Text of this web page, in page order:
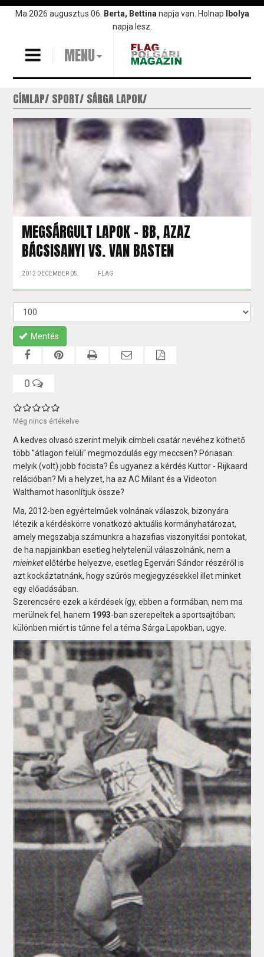
UgrásMa 2026 augusztus 06. Berta, Bettina napja van. Holnap
Ibolya
napja lesz.
MENU
CÍMLAP SPORT SÁRGA LAPOK
MEGSÁRGULT LAPOK - BB, AZAZ
BÁCSISANYI VS. VAN BASTEN
2012 DECEMBER 05. FLAG
Mentés
0
Még nincs értékelve
A kedves olvasó szerint melyik címbeli csatár nevéhez köthető
több "átlagon felüli" megmozdulás egy meccsen? Póriasan:
melyik (volt) jobb focista? És ugyanez a kérdés Kuttor - Rijkaard
relációban? Mi a helyzet, ha az AC Milant és a Videoton
Walthamot hasonlítjuk össze?
Ma, 2012-ben egyértelműek volnának válaszok, bizonyára
létezik a kérdéskörre vonatkozó aktuális kormányhatározat,
amely megszabja számunkra a hazafias viszonyítási pontokat,
de ha napjainkban esetleg helytelenül válaszolnánk, nem a
mieinketelőtérbe helyezve, esetleg Egervári Sándor részéről is
azt kockáztatnánk, hogy szúrós megjegyzésekkel illet minket
egy előadásában.
Szerencsére ezek a kérdések így, ebben a formában, nem ma
merülnek fel, hanem 1993-ban szerepeltek a sportsajtóban;
különben miért is tűnne fel a téma Sárga Lapokban, ugye.